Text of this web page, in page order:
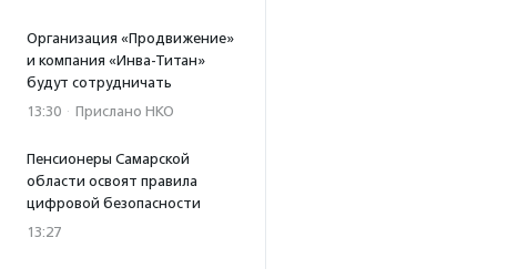
Организация «Продвижение»
и компания «Инва-Титан»
будут сотрудничать
13:30 · Прислано НКО
Пенсионеры Самарской
области освоят правила
цифровой безопасности
13:27